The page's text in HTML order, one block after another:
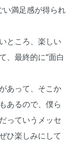
い満足感が得られ
ところ、楽しい
、最終的に“面白
あって、そこか
あるので、僕ら
っていうメッセ
ひ楽しみにして